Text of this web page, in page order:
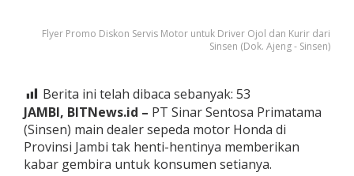
D
e
r
O
o
l
Flyer Promo Diskon Servis Motor untuk Driver Ojol dan Kurir dari
Sinsen (Dok. Ajeng - Sinsen)
Berita ini telah dibaca sebanyak: 53
JAMBI, BITNews.id – PT Sinar Sentosa Primatama
(Sinsen) main dealer sepeda motor Honda di
Provinsi Jambi tak henti-hentinya memberikan
kabar gembira untuk konsumen setianya.